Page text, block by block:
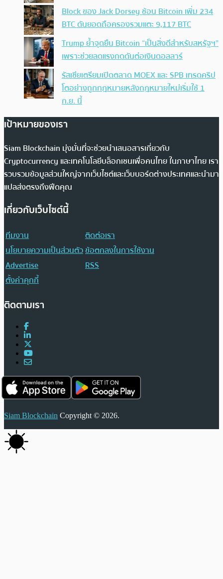
Block ของ Jack Dorsey ช้อน Bitcoin เพิ่ม 234
BTC ดันยอดถือครองรวมแตะ 9,117 BTC
Trump ย้ำจุดยืน Bitcoin “เป็นสิ่งดีสำหรับสหรัฐฯ”
เพราะช่วยลดแรงกดดันต่อเงินดอลลาร์
รัสเซียเตรียมเปิดตลาด MOEX และ SPB เทรดคริป
โตอย่างถูกกฎหมายหลังกฎหมายใหม่เริ่มใช้ 1
ก.ย. นี้
เป้าหมายของเรา
Siam Blockchain มุ่งมั่นที่จะช่วยนำเสนอสารเกี่ยวกับ
Cryptocurrency และเทคโนโลยีบล็อกเชนเพื่อคนไทย ในภาษาไทย เรา
รวบรวมข้อมูลส่วนใหญ่จากเว็บไซต์และเว็บบอร์ดต่างประเทศและนำมา
แปลส่งตรงถึงฟีดคุณ
เกี่ยวกับเว็บไซต์นี้
ทีมงาน
ติดต่อเรา
นโยบายความเป็นส่วนตัวข้อตกลงในการใช้งาน
Advertise
RSS
ตั้งค่าคุกกี้
ติดตามเรา
Siam Blockchain Copyright © 2026.